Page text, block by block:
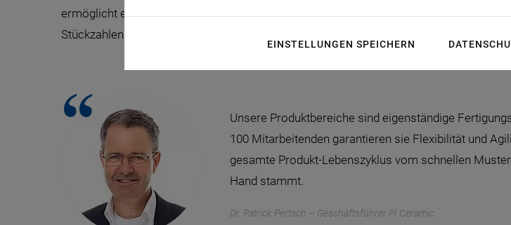
EINSTELLUNGEN SPEICHERN
ermöglicht es, eine Vielzahl an unterschiedlichen Produkten zu fertigen und zu
Stückzahlen sicherzustellen.
Unsere Produktbereiche sind eigenständige
100 Mitarbeitenden garantieren sie Flexibilität und
gesamte Produkt-Lebenszyklus vom schnellen
Hand stammt.
Dr. Patrick Pertsch – Geschäftsführer PI Ceramic